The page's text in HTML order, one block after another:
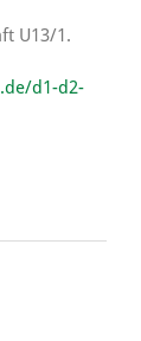
U13/1.
d1-d2-